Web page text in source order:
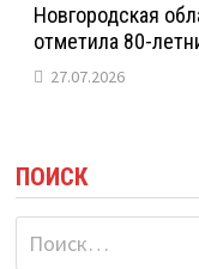
Новгородская
отметила 80-
27.07.2026
ПОИСК
Найти: